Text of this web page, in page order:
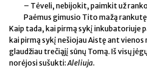
– Tėveli, nebijokit, paimkit už
Paėmus gimusio Tito mažą
Kaip tada, kai pirmą sykį inkubatoriuje
kai pirmą sykį nešiojau Aistę ant
glaudžiau trečiąjį sūnų Tomą. Iš visų
norėjosi sušukti: Aleliuja.